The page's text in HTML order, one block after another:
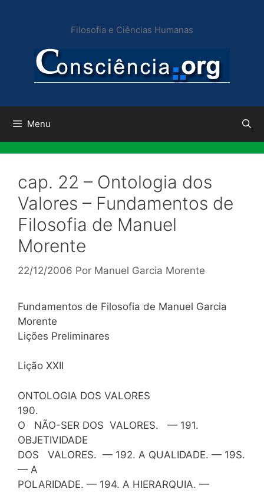
conteúdo
Filosofia e Ciências Humanas
Menu
cap. 22 – Ontologia dos
Valores – Fundamentos de
Filosofia de Manuel
Morente
22/12/2006 Por Manuel Garcia Morente
Fundamentos de Filosofia de Manuel Garcia
Morente
Lições Preliminares
Lição XXII
ONTOLOGIA DOS VALORES
190.
O NÃO-SER DOS VALORES. — 191.
OBJETIVIDADE
DOS VALORES. — 192. A QUALIDADE. — 19S.
— A
POLARIDADE. — 194. A HIERARQUIA. —